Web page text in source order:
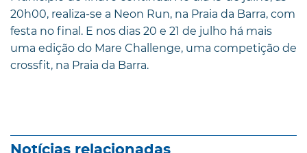
20h00, realiza-se a Neon Run, na Praia da Barra, com
festa no final. E nos dias 20 e 21 de julho há mais
uma edição do Mare Challenge, uma competição de
crossfit, na Praia da Barra.
Notícias relacionadas